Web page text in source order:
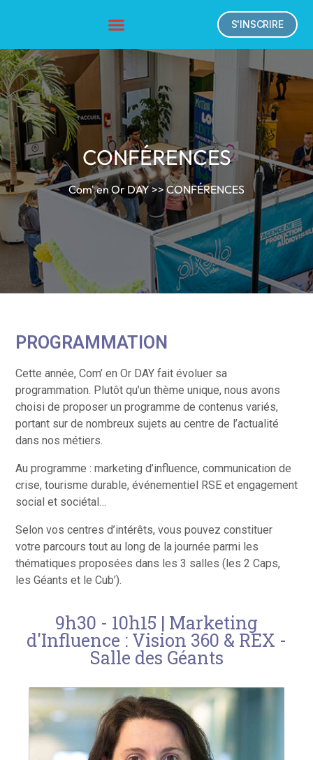
S'INSCRIRE
CONFÉRENCES
Com' en Or DAY >> CONFÉRENCES
PROGRAMMATION
Cette année, Com’ en Or DAY fait évoluer sa
programmation. Plutôt qu’un thème unique, nous avons
choisi de proposer un programme de contenus variés,
portant sur de nombreux sujets au centre de l’actualité
dans nos métiers.
Au programme : marketing d’influence, communication de
crise, tourisme durable, événementiel RSE et engagement
social et sociétal…
Selon vos centres d’intérêts, vous pouvez constituer
votre parcours tout au long de la journée parmi les
thématiques proposées dans les 3 salles (les 2 Caps,
les Géants et le Cub’).
9h30 - 10h15 | Marketing
d'Influence : Vision 360 & REX -
Salle des Géants